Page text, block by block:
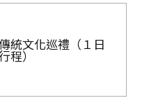
統文化巡禮（１日
程）